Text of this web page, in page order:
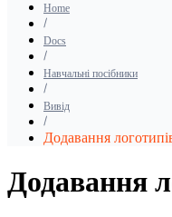
Home
Docs
Навчальні посібники
Вивід
Додавання
Додавання